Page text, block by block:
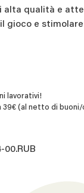
alta qualità e
e stimolare
lavorativi!
(al netto di buoni/